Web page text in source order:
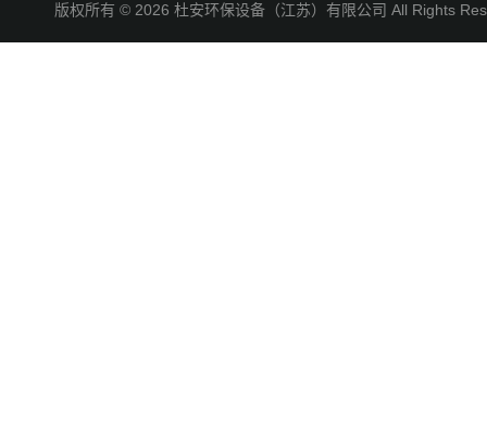
版权所有 © 2026 杜安环保设备（江苏）有限公司 All Rights